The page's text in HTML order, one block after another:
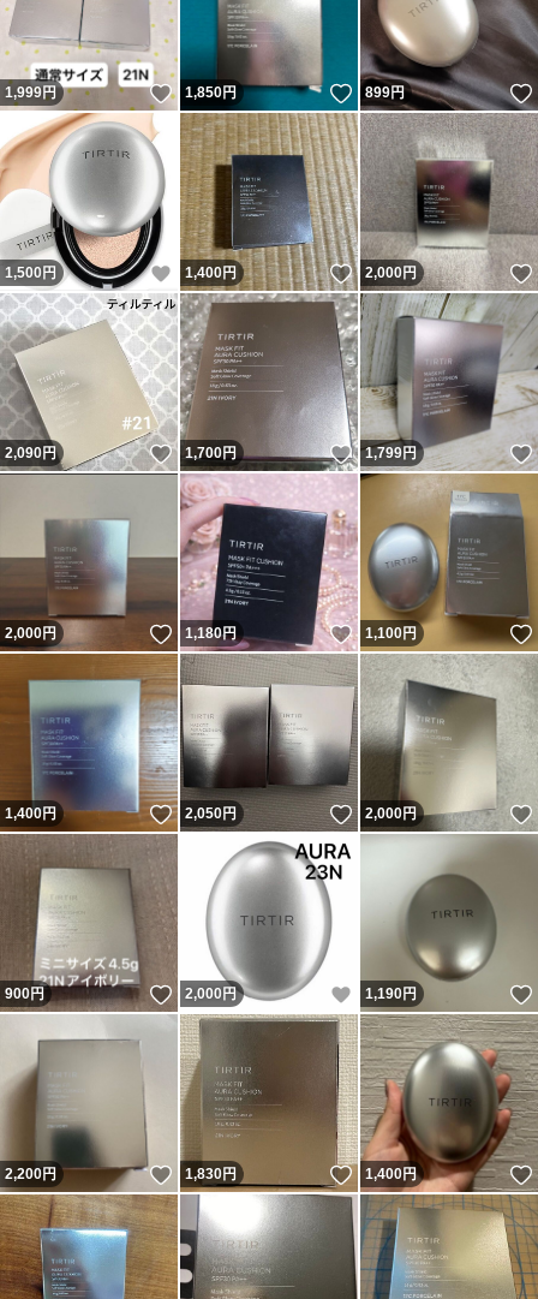
1,999円 いいね！
1,850円 いいね！
899円
1,500 円 いいね！
1,400円 いいね！
2,000円
2,090円 いいね！
1,700円 いいね！
1,799円
2,000円 いいね！
1,180円 いいね！
1,100円
1,400円 いいね！
2,050円 いいね！
2,000円
900円 いいね！
2,000 円 いいね！
1,190円
2,200円 いいね！
1,830円 いいね！
1,400円